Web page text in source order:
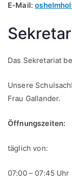
E-Mail:
Das Sekretariat
Unsere
Frau Gallander.
Öffnungszeiten:
täglich von:
07:00 – 07:45 Uhr